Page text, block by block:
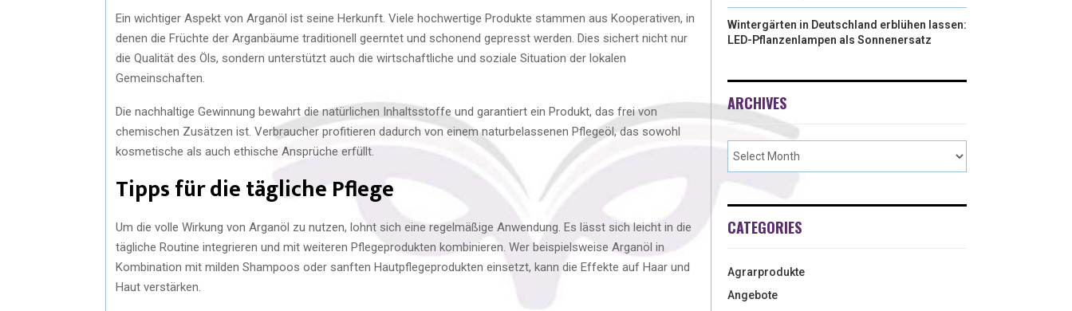
Ein wichtiger Aspekt von Arganöl ist seine Herkunft. Viele hochwertige Produkte stammen aus Kooperativen, in
denen die Früchte der Arganbäume traditionell geerntet und schonend gepresst werden. Dies sichert nicht nur
die Qualität des Öls, sondern unterstützt auch die wirtschaftliche und soziale Situation der lokalen
Gemeinschaften.
Die nachhaltige Gewinnung bewahrt die natürlichen Inhaltsstoffe und garantiert ein Produkt, das frei von
chemischen Zusätzen ist. Verbraucher profitieren dadurch von einem naturbelassenen Pflegeöl, das sowohl
kosmetische als auch ethische Ansprüche erfüllt.
Tipps für die tägliche Pflege
Um die volle Wirkung von Arganöl zu nutzen, lohnt sich eine regelmäßige Anwendung. Es lässt sich leicht in die
tägliche Routine integrieren und mit weiteren Pflegeprodukten kombinieren. Wer beispielsweise Arganöl in
Kombination mit milden Shampoos oder sanften Hautpflegeprodukten einsetzt, kann die Effekte auf Haar und
Haut verstärken.
Wintergärten in Deutschland erblühen lassen:
LED-Pflanzenlampen als Sonnenersatz
ARCHIVES
CATEGORIES
Agrarprodukte
Angebote